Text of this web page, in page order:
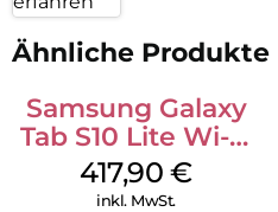
Ähnliche Produkte
Samsung Galaxy
Tab S10 Lite Wi-Fi
256 GB Silver
417,90€
inkl. MwSt.